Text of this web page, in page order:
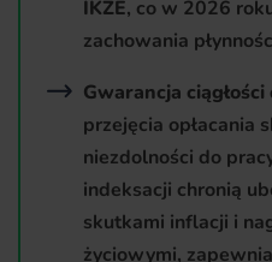
IKZE, co w 2026
zachowania
Gwarancja
przejęcia opłacania
niezdolności do
indeksacji chronią
skutkami inflacji i
życiowymi,